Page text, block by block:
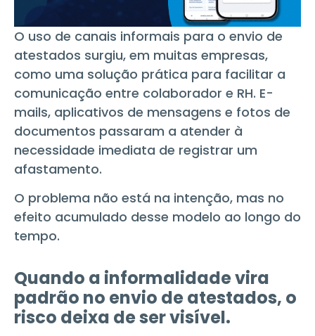
O uso de canais informais para o envio de
atestados surgiu, em muitas empresas,
como uma solução prática para facilitar a
comunicação entre colaborador e RH. E-
mails, aplicativos de mensagens e fotos de
documentos passaram a atender à
necessidade imediata de registrar um
afastamento.
O problema não está na intenção, mas no
efeito acumulado desse modelo ao longo do
tempo.
Quando a informalidade vira
padrão no envio de atestados, o
risco deixa de ser visível.